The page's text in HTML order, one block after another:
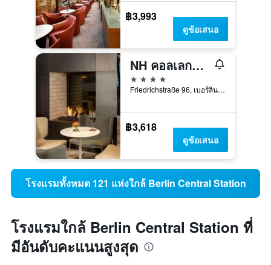
฿3,993
ดูข้อเสนอ
NH คอลเลกชั่น เบอร์ลินมิตเทอ ฟรีดริคซตราเซอ
4 ดาว
Friedrichstraße 96, เบอร์ลิน, เยอรมนี
฿3,618
ดูข้อเสนอ
โรงแรมทั้งหมด 121 แห่งใกล้ Berlin Central Station
โรงแรมใกล้ Berlin Central Station ที่
มีอันดับคะแนนสูงสุด